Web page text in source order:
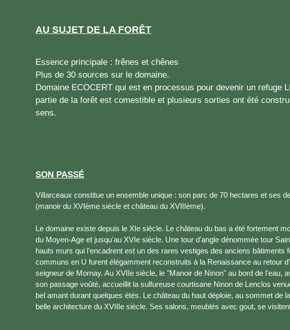
AU SUJET DE LA FORÊT
Essence principale : frênes et chênes
Plus de 30 sources sur le domaine.
Domaine ECOCERT qui est en processus pour devenir un refuge
partie de la forêt est comestible et plusieurs sorties ont été
sens.
SON PASSÉ
Villarceaux constitue un ensemble unique : son parc de 70 hectares et ses
(manoir du XVIème siècle et château du XVIIIème).
Le domaine existe depuis le XIe siècle. Le château du bas a été fortement
du Moyen-Age et jusqu'au XVIe siècle. Une tour d'angle dénommée tour
hauts murs qui l'encadrent est un des rares vestiges des anciens bâtiments
communs en U furent élégamment reconstruits à la Renaissance au retour
seigneur de Mornay. Au XVIIe siècle, le "Manoir de Ninon" au bord de l'eau,
son passage voûté, accueillit la sulfureuse courtisane Ninon de Lenclos
bel amant durant quelques étés. Le château du haut déploie, au sommet de
belle architecture du XVIIIe siècle. Ses salons, meublés avec gout, se